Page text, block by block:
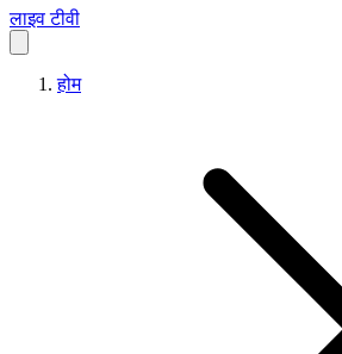
लाइव टीवी
होम